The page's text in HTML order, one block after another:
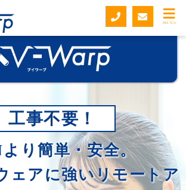
MENU
工事不要！
り簡単・安全。
ェアに強いリモートア